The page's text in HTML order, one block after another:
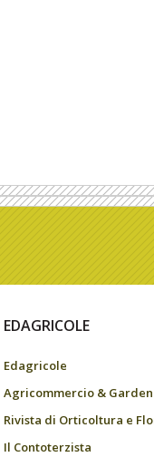
EDAGRICOLE
Edagricole
Agricommercio &
Rivista di Orticoltura e
Il Contoterzista